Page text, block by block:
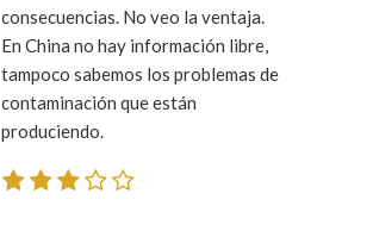
consecuencias. No veo la ventaja.
En China no hay información libre,
tampoco sabemos los problemas de
contaminación que están
produciendo.